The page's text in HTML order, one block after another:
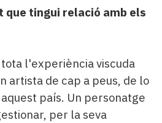
tingui relació amb els
l'experiència viscuda
artista de cap a peus, de lo
país. Un personatge
per la seva